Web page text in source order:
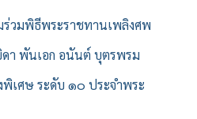
ร่วมพิธีพระราชทานเพลิงศพ
า พันเอก อนันต์ บุตรพรม
พิเศษ ระดับ ๑๐ ประจำพระ